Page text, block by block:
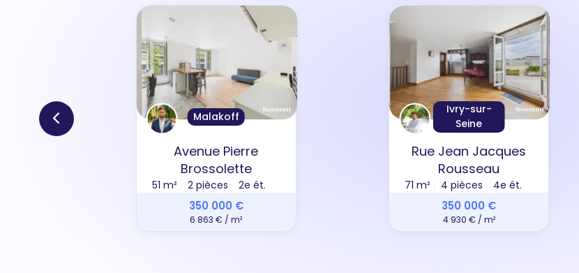
Malakoff
Avenue Pierre
Brossolette
51 m² 2 pièces 2e ét.
350 000 €
6 863 € / m²
Ivry-sur-
Seine
Rue Jean Jacques
Rousseau
71 m² 4 pièces 4e ét.
350 000 €
4 930 € / m²